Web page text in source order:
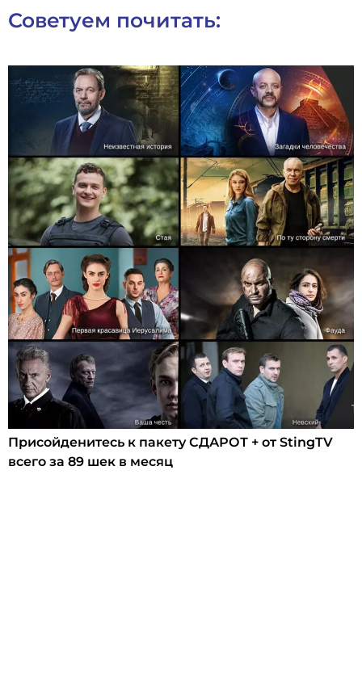
Советуем почитать:
Присойденитесь к пакету СДАРОТ + от StingTV
всего за 89 шек в месяц